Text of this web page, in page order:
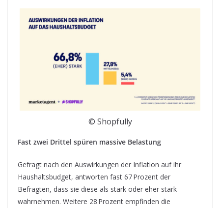
© Shopfully
Fast zwei Drittel spüren massive Belastung
Gefragt nach den Auswirkungen der Inflation auf ihr
Haushaltsbudget, antworten fast 67 Prozent der
Befragten, dass sie diese als stark oder eher stark
wahrnehmen. Weitere 28 Prozent empfinden die